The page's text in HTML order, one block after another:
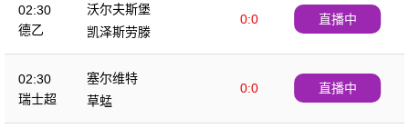
02:30
德乙
沃尔夫斯堡
0:0
凯泽斯劳滕
直播中
02:30
瑞士超
塞尔维特
0:0
草蜢
直播中